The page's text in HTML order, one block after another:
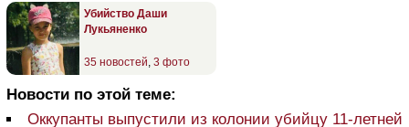
Убийство Даши
Лукьяненко
35 новостей, 3 фото
Новости по этой теме:
Оккупанты выпустили из колонии убийцу 11-летней